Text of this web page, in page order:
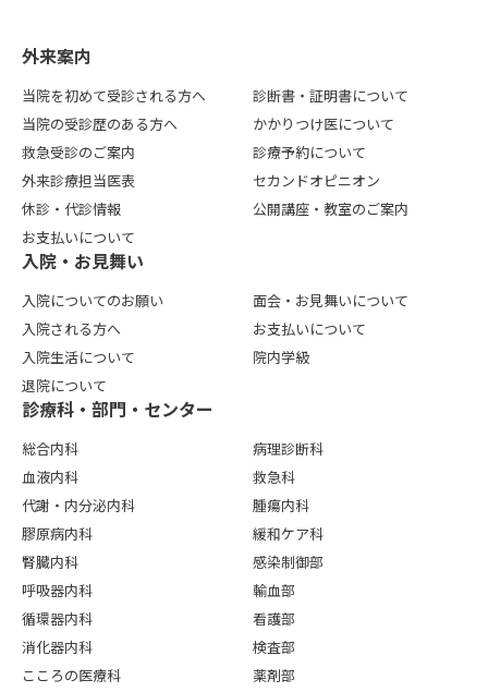
外来案内
当院を初めて受診される方へ
当院の受診歴のある方へ
救急受診のご案内
外来診療担当医表
休診・代診情報
お支払いについて
診断書・証明書について
かかりつけ医について
診療予約について
セカンドオピニオン
公開講座・教室のご案内
⼊院・お⾒舞い
入院についてのお願い
入院される方へ
入院生活について
退院について
面会・お見舞いについて
お支払いについて
院内学級
診療科・部門・センター
総合内科
血液内科
代謝・内分泌内科
膠原病内科
腎臓内科
呼吸器内科
循環器内科
消化器内科
こころの医療科
病理診断科
救急科
腫瘍内科
緩和ケア科
感染制御部
輸血部
看護部
検査部
薬剤部